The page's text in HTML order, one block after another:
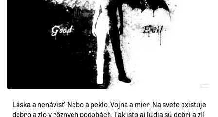
Láska a nenávisť. Nebo a peklo. Vojna a mier. Na svete existuje
dobro a zlo v rôznych podobách. Tak isto aj ľudia sú dobrí a zlí.